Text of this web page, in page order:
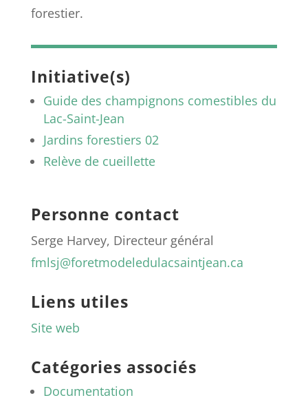
forestier.
Initiative(s)
Guide des champignons comestibles du
Lac-Saint-Jean
Jardins forestiers 02
Relève de cueillette
Personne contact
Serge Harvey, Directeur général
fmlsj@foretmodeledulacsaintjean.ca
Liens utiles
Site web
Catégories associés
Documentation